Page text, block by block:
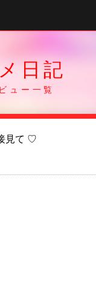
日記
ュー一覧
見て ♡